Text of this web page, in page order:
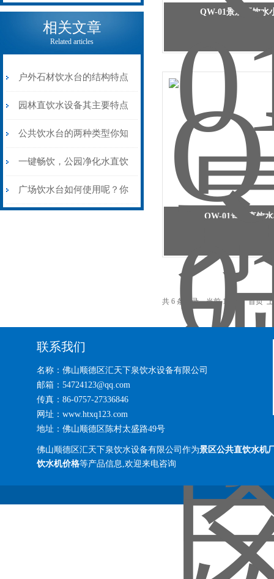
相关文章
Related articles
户外石材饮水台的结构特点
包括如下几点？
园林直饮水设备其主要特点
包括哪些？
公共饮水台的两种类型你知
道是什么吗？
一键畅饮，公园净化水直饮
机让你随时享受清凉！
广场饮水台如何使用呢？你
QW-01景观区饮水
QW-01景区直饮
共 6 条记录，当前 1 / 1 页 首页
联系我们
名称：佛山顺德区汇天下泉饮水设备有限公司
邮箱：54724123@qq.com
传真：86-0757-27336846
网址：www.htxq123.com
地址：佛山顺德区陈村太盛路49号
佛山顺德区汇天下泉饮水设备有限公司作为景区公共直饮水机
饮水机价格等产品信息,欢迎来电咨询